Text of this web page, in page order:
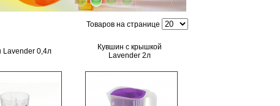
Товаров на странице
Lavender 0,4л
Кувшин с крышкой
Lavender 2л